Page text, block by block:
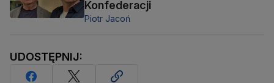
Konfederacji
Piotr Jacoń
UDOSTĘPNIJ: